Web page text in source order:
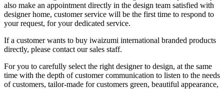
also make an appointment directly in the design team satisfied with
designer home, customer service will be the first time to respond to
your request, for your dedicated service.
If a customer wants to buy iwaizumi international branded products
directly, please contact our sales staff.
For you to carefully select the right designer to design, at the same
time with the depth of customer communication to listen to the needs
of customers, tailor-made for customers green, beautiful appearance,